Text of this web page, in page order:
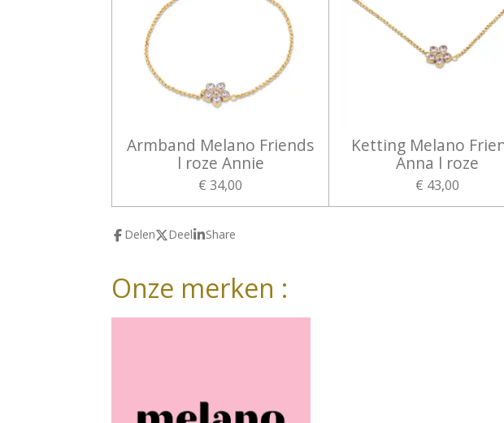
Armband Melano Friends
l roze Annie
€ 34,00
Ketting Melano
Anna l roze
€ 43,00
Delen Deel Share
Onze merken :